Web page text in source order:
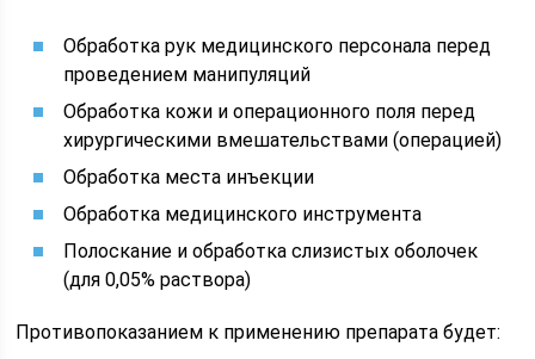
Обработка рук медицинского персонала перед
проведением манипуляций
Обработка кожи и операционного поля перед
хирургическими вмешательствами (операцией)
Обработка места инъекции
Обработка медицинского инструмента
Полоскание и обработка слизистых оболочек
(для 0,05% раствора)
Противопоказанием к применению препарата будет: